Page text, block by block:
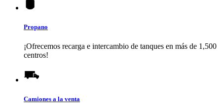
Propano
¡Ofrecemos recarga e intercambio de tanques en más de 1,500
centros!
Camiones a la venta